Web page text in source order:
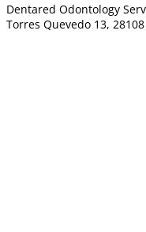
Dentared Odontology
Torres Quevedo 13,